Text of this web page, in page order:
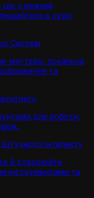
цін у режимі
в курсі
Систем
миттєво: локальна
та
для роботи,
Інтелекту
й створюйте
інструментами та